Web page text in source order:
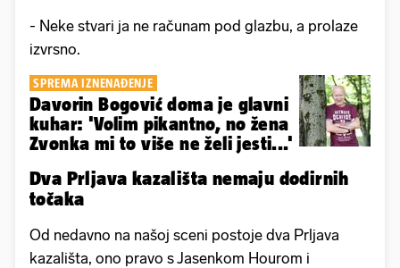
- Neke stvari ja ne računam pod glazbu, a prolaze
izvrsno.
SPREMA IZNENAĐENJE
Davorin Bogović doma je glavni
kuhar: 'Volim pikantno, no žena
Zvonka mi to više ne želi jesti...'
Dva Prljava kazališta nemaju dodirnih
točaka
Od nedavno na našoj sceni postoje dva Prljava
kazališta, ono pravo s Jasenkom Hourom i